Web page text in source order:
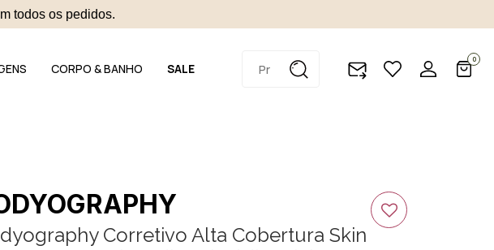
todos os pedidos.
CORPO & BANHO SALE
0
Corretivo Alta Cobertura Skin